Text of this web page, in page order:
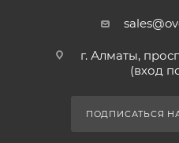
г. Алматы,
(вход
ПОДПИСАТЬСЯ